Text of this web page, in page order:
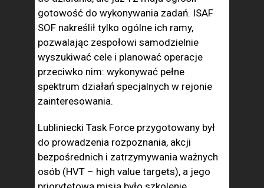
gotowość do wykonywania zadań. ISAF
SOF nakreślił tylko ogólne ich ramy,
pozwalając zespołowi samodzielnie
wyszukiwać cele i planować operacje
przeciwko nim: wykonywać pełne
spektrum działań specjalnych w rejonie
zainteresowania.
Lubliniecki Task Force przygotowany był
do prowadzenia rozpoznania, akcji
bezpośrednich i zatrzymywania ważnych
osób (HVT – high value targets), a jego